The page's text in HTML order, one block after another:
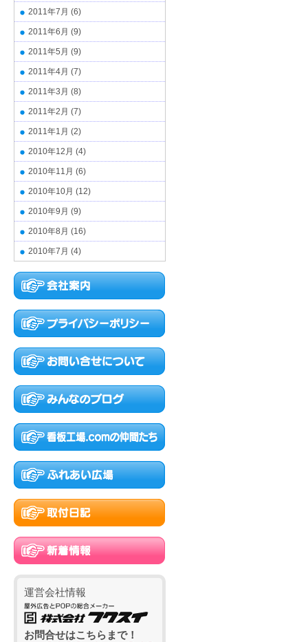
2011年7月 (6)
2011年6月 (9)
2011年5月 (9)
2011年4月 (7)
2011年3月 (8)
2011年2月 (7)
2011年1月 (2)
2010年12月 (4)
2010年11月 (6)
2010年10月 (12)
2010年9月 (9)
2010年8月 (16)
2010年7月 (4)
運営会社情報
お問合せはこちらまで！